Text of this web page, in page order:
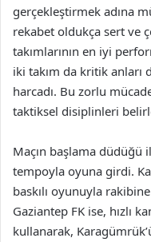
gerçekleştirmek adına
rekabet oldukça sert ve
takımlarının en iyi
iki takım da kritik
harcadı. Bu zorlu
taktiksel disiplinleri
Maçın başlama düdüğü
tempoyla oyuna girdi.
baskılı oyunuyla
Gaziantep FK ise, hızlı
kullanarak,